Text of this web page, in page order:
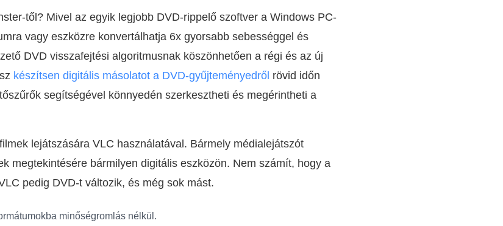
től? Mivel az egyik legjobb DVD-rippelő szoftver a Windows PC-
vagy eszközre konvertálhatja 6x gyorsabb sebességgel és
DVD visszafejtési algoritmusnak köszönhetően a régi és az új
készítsen digitális másolatot a DVD-gyűjteményedről rövid időn
segítségével könnyedén szerkesztheti és megérintheti a
lejátszására VLC használatával. Bármely médialejátszót
megtekintésére bármilyen digitális eszközön. Nem számít, hogy a
pedig DVD-t változik, és még sok mást.
minőségromlás nélkül.